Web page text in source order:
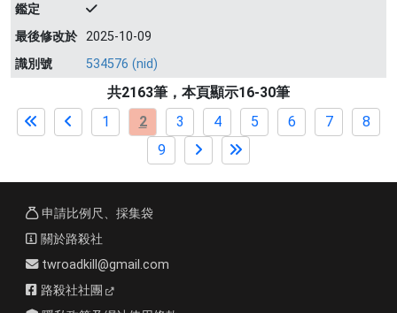
鑑定
最後修改於 2025-10-09
識別號
534576 (nid)
共2163筆，本頁顯示16-30筆
1
2 3 4 5 6 7
8
9
申請比例尺、採集袋
關於路殺社
twroadkill@gmail.com
路殺社社團